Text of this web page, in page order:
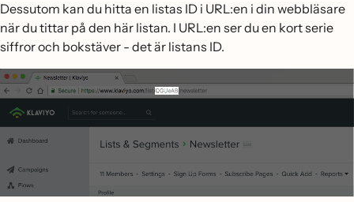
Dessutom kan du hitta en listas ID i URL:en i din webbläsare
när du tittar på den här listan. I URL:en ser du en kort serie
siffror och bokstäver - det är listans ID.